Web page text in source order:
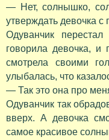
— Нет, солнышко,
утверждать девочка с
Одуванчик
говорила девочка,
смотрела своими
улыбалась, что
— Так это она про
Одуванчик так
вверх. А девочка
самое красивое